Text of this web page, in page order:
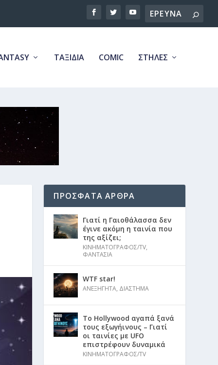
Search
ΤΑΞΙΔΙΑ COMIC ΣΤΗΛΕΣ
ΠΡΟΣΦΑΤΑ ΑΡΘΡΑ
Γιατί η Γαιοθάλασσα δεν
έγινε ακόμη η ταινία που
της αξίζει;
ΚΙΝΗΜΑΤΟΓΡΑΦΟΣ/TV,
ΦΑΝΤΑΣΙΑ
WTF star!
ΑΝΕΞΗΓΗΤΑ, ΔΙΑΣΤΗΜΑ
Το Hollywood αγαπά ξανά
τους εξωγήινους – Γιατί
οι ταινίες με UFO
επιστρέφουν δυναμικά
ΚΙΝΗΜΑΤΟΓΡΑΦΟΣ/TV